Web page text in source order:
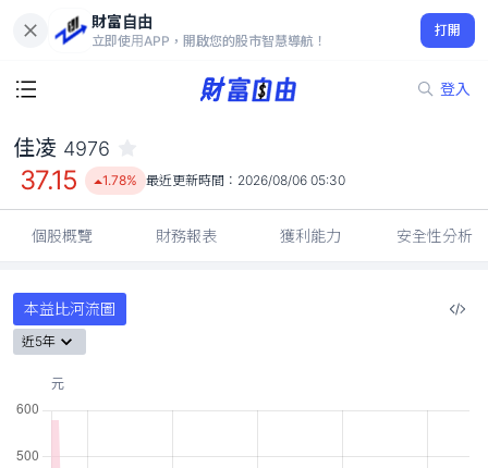
財富自由
立即使用APP，開啟您的股市智慧導航！
打開
登入
37.15
1.78%
佳凌 4976
37.15 1.78% 最近更新時間： 2026/08/06 05:30
個股概覽 財務報表 獲利能力 安全性分析
本益比河流圖
近5年